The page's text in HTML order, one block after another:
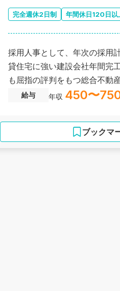
完全週休2日制 年間休日120日以
採用人事として、年次の採用
貸住宅に強い建設会社年間完
も屈指の評判をもつ総合不動
給与 年収 450〜
ブックマ